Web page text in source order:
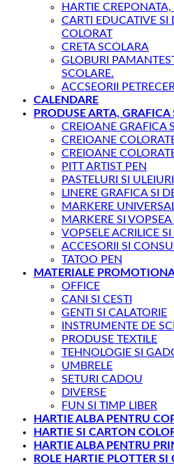
HARTIE
CARTI EDUCATIVE SI
COLORAT
CRETA SCOLARA
GLOBURI
SCOLARE.
ACCSEORII
CALENDARE
PRODUSE ARTA, GRAFICA
CREIOANE GRAFICA
CREIOANE
CREIOANE
PITT ARTIST PEN
PASTELURI SI ULEIURI
LINERE GRAFICA SI
MARKERE
MARKERE SI
VOPSELE ACRILICE SI
ACCESORII SI
TATOO PEN
MATERIALE
OFFICE
CANI SI CESTI
GENTI SI CALATORIE
INSTRUMENTE DE
PRODUSE TEXTILE
TEHNOLOGIE SI
UMBRELE
SETURI CADOU
DIVERSE
FUN SI TIMP LIBER
HARTIE ALBA PENTRU
HARTIE SI CARTON
HARTIE ALBA PENTRU
ROLE HARTIE PLOTTER SI